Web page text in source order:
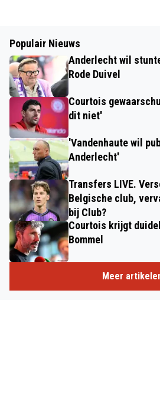
Populair Nieuws
Anderlecht wil
Rode Duivel
Courtois
dit niet'
'Vandenhaute wil
Anderlecht'
Transfers LIVE.
Belgische club,
bij Club?
Courtois krijgt
Bommel
Meer